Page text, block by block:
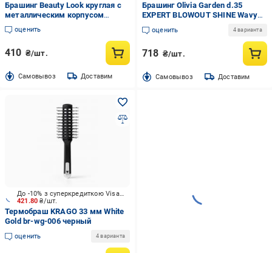
Брашинг Beauty Look круглая с
металлическим корпусом
400448 черный
оценить
410 ₴/шт.
Cамовывоз Доставим
Брашинг Olivia Garden d.35
EXPERT BLOWOUT SHINE Wavy
золотистый с коричневым
оценить 4 варианта
718 ₴/шт.
Cамовывоз Доставим
421.80₴/шт.
До -10% з суперкредиткою Visa Вигода
Термобраш KRAGO 33 мм White
Gold br-wg-006 черный
оценить 4 варианта